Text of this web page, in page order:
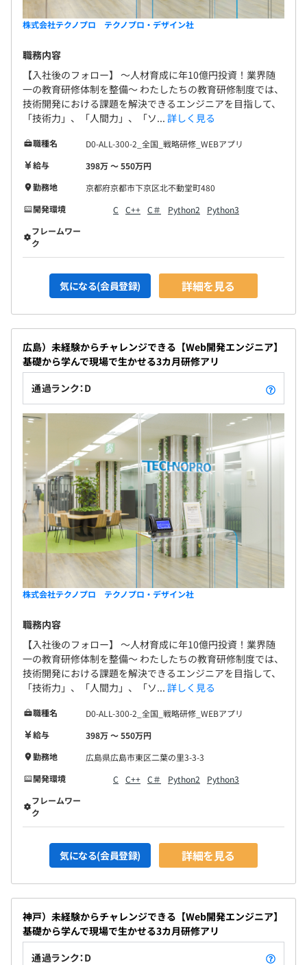
株式会社テクノプロ テクノプロ・デザイン社
職務内容
【入社後のフォロー】 〜人材育成に年10億円投資！業界随
一の教育研修体制を整備〜 わたしたちの教育研修制度では、
技術開発における課題を解決できるエンジニアを目指して、
「技術力」、「人間力」、「ソ... 詳しく見る
職種名
D0-ALL-300-2_全国_戦略研修_WEBアプリ
給与
398万 〜 550万円
勤務地
京都府京都市下京区北不動堂町480
開発環境
C C++ C＃ Python2
Python3
フレームワー
ク
気になる(会員登録) 詳細を見る
広島）未経験からチャレンジできる【Web開発エンジニア】
基礎から学んで現場で生かせる3カ月研修アリ
通過ランク：D
株式会社テクノプロ テクノプロ・デザイン社
職務内容
【入社後のフォロー】 〜人材育成に年10億円投資！業界随
一の教育研修体制を整備〜 わたしたちの教育研修制度では、
技術開発における課題を解決できるエンジニアを目指して、
「技術力」、「人間力」、「ソ... 詳しく見る
職種名
D0-ALL-300-2_全国_戦略研修_WEBアプリ
給与
398万 〜 550万円
勤務地
広島県広島市東区二葉の里3-3-3
開発環境
C C++ C＃ Python2
Python3
フレームワー
ク
気になる(会員登録) 詳細を見る
神戸）未経験からチャレンジできる【Web開発エンジニア】
基礎から学んで現場で生かせる3カ月研修アリ
通過ランク：D